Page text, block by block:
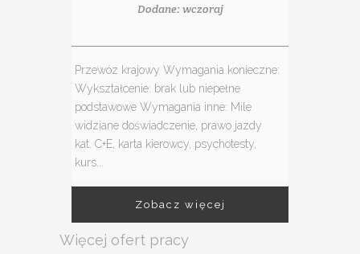
Dodane: wczoraj
Przewóz krajowy Wymagania konieczne:
Wykształcenie: brak lub niepełne
podstawowe Wymagania inne: Mile
widziane doświadczenie, prawo jazdy
kat. C+E, karta kierowcy, psychotesty,
kurs...
Zobacz więcej
Więcej ofert pracy